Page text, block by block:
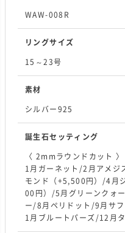
WAW-008R
リングサイズ
15～23号
素材
シルバー925
誕生石セッティング
〈 2mmラウンドカット 〉
1月ガーネット/2月アメジ
モンド（+5,500円）/4月
00円）/5月グリーンクォ
ー/8月ペリドット/9月サ
1月ブルートパーズ/12月